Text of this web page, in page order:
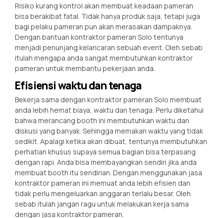
Risiko kurang kontrol akan membuat keadaan pameran
bisa berakibat fatal. Tidak hanya produk saja, tetapi juga
bagi pelaku pameran pun akan merasakan dampaknya.
Dengan bantuan kontraktor pameran Solo tentunya
menjadi penunjang kelancaran sebuah event. Oleh sebab
itulah mengapa anda sangat membutuhkan kontraktor
pameran untuk membantu pekerjaan anda.
Efisiensi waktu dan tenaga
Bekerja sama dengan kontraktor pameran Solo membuat
anda lebih hemat biaya, waktu dan tenaga. Perlu diketahui
bahwa merancang booth ini membutuhkan waktu dan
diskusi yang banyak. Sehingga memakan waktu yang tidak
sedikit. Apalagi ketika akan dibuat, tentunya membutuhkan
perhatian khusus supaya semua bagian bisa terpasang
dengan rapi. Anda bisa membayangkan sendiri jika anda
membuat booth itu sendirian. Dengan menggunakan jasa
kontraktor pameran ini memuat anda lebih efisien dan
tidak perlu mengeluarkan anggaran terlalu besar. Oleh
sebab itulah jangan ragu untuk melakukan kerja sama
dengan jasa kontraktor pameran.